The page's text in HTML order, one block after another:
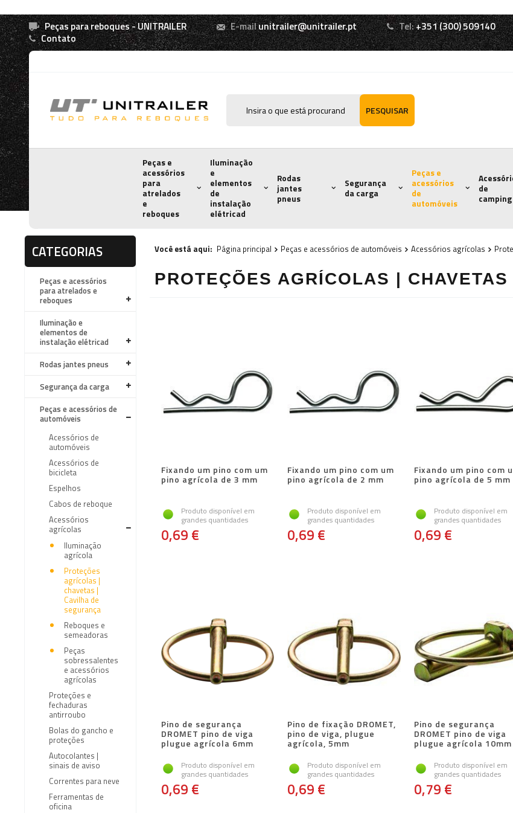
Peças para reboques - UNITRAILER E-mailunitrailer@unitrailer.pt Tel:+351 (300) 509140
Contato
PESQUISAR
Peças e
acessórios
para
atrelados
e
reboques
Iluminação
e
elementos
de
instalação
elétricad
Rodas
jantes
pneus
Segurança
da carga
Peças e
acessórios
de
automóveis
de
camping
CATEGORIAS
Peças e acessórios
para atrelados e
reboques
Iluminação e
elementos de
instalação elétricad
Rodas jantes pneus
Segurança da carga
Peças e acessórios de
automóveis
Acessórios de
automóveis
Acessórios de
bicicleta
Espelhos
Cabos de reboque
Acessórios
agrícolas
Iluminação
agrícola
Proteções
agrícolas |
chavetas |
Cavilha de
segurança
Reboques e
semeadoras
Peças
sobressalentes
e acessórios
agrícolas
Proteções e
fechaduras
antirroubo
Bolas do gancho e
proteções
Autocolantes |
sinais de aviso
Correntes para neve
Ferramentas de
oficina
Você está aqui: Página principal Peças e acessórios de automóveis Acessórios agrícolas
PROTEÇÕES AGRÍCOLAS |
Fixando um pino com um
pino agrícola de 3 mm
Produto disponível em
grandes quantidades
0,69 €
Fixando um pino com um
pino agrícola de 2 mm
Produto disponível em
grandes quantidades
0,69 €
Fixando um pino com
pino agrícola de 5 mm
Produto disponível em
grandes quantidades
0,69 €
Pino de segurança
DROMET pino de viga
plugue agrícola 6mm
Produto disponível em
grandes quantidades
0,69 €
Pino de fixação DROMET,
pino de viga, plugue
agrícola, 5mm
Produto disponível em
grandes quantidades
0,69 €
Pino de segurança
DROMET pino de viga
plugue agrícola 10mm
Produto disponível em
grandes quantidades
0,79 €